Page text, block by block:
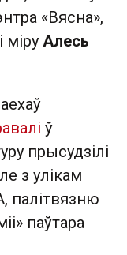
«Вясна»,
міру Алесь
ў
прысудзілі
з улікам
палітвязню
паўтара